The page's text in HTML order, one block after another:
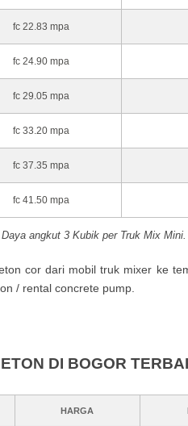
fc 22.83 mpa
fc 24.90 mpa
fc 29.05 mpa
fc 33.20 mpa
fc 37.35 mpa
fc 41.50 mpa
angkut 3 Kubik per Truk Mix Mini.
cor dari mobil truk mixer ke
/ rental concrete pump.
DI BOGOR
HARGA